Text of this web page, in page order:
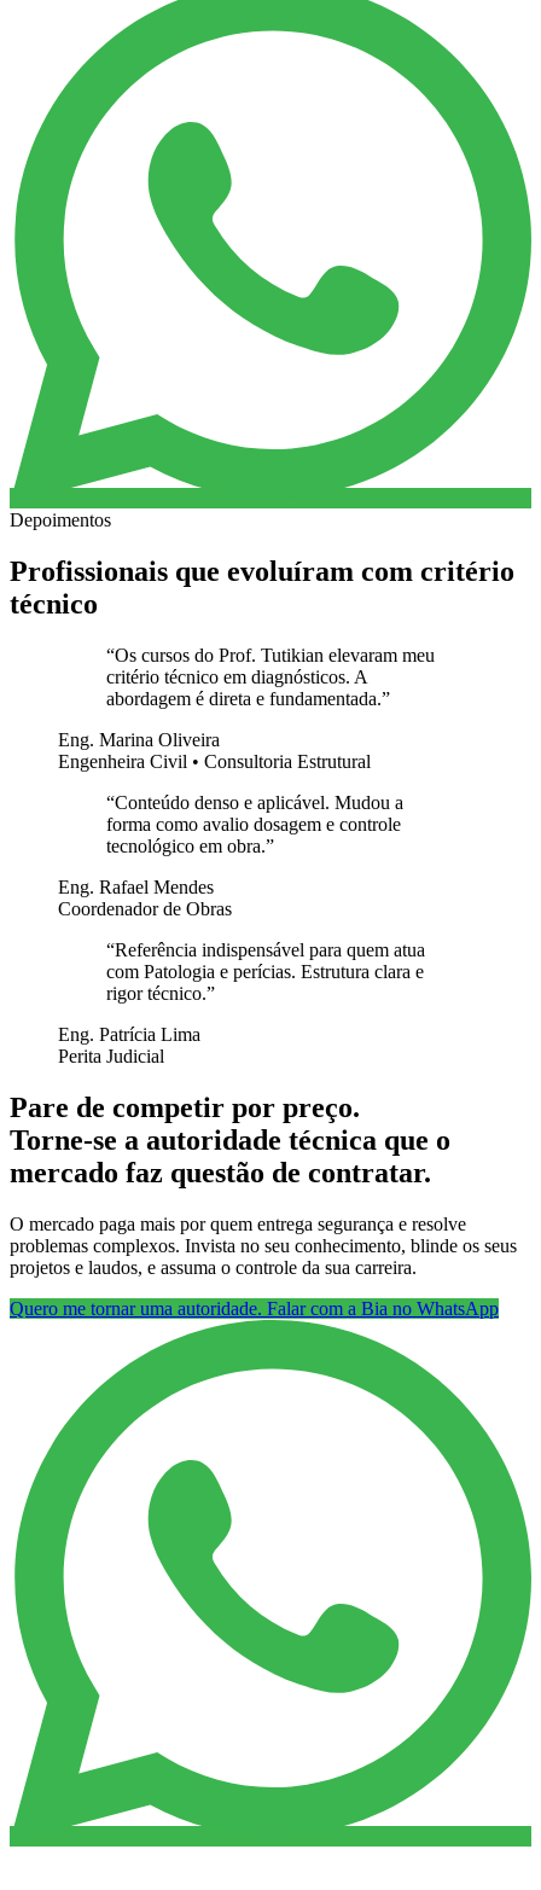
Depoimentos
Profissionais que evoluíram com critério
técnico
“Os cursos do Prof. Tutikian elevaram meu
critério técnico em diagnósticos. A
abordagem é direta e fundamentada.”
Eng. Marina Oliveira
Engenheira Civil • Consultoria Estrutural
“Conteúdo denso e aplicável. Mudou a
forma como avalio dosagem e controle
tecnológico em obra.”
Eng. Rafael Mendes
Coordenador de Obras
“Referência indispensável para quem atua
com Patologia e perícias. Estrutura clara e
rigor técnico.”
Eng. Patrícia Lima
Perita Judicial
Pare de competir por preço.
Torne-se a autoridade técnica que o
mercado faz questão de contratar.
O mercado paga mais por quem entrega segurança e resolve
problemas complexos. Invista no seu conhecimento, blinde os seus
projetos e laudos, e assuma o controle da sua carreira.
Quero me tornar uma autoridade. Falar com a Bia no WhatsApp